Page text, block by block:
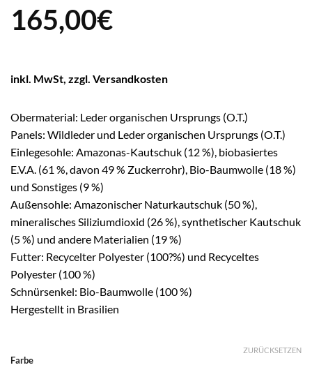
165,00€
inkl. MwSt, zzgl. Versandkosten
Obermaterial: Leder organischen Ursprungs (O.T.)
Panels: Wildleder und Leder organischen Ursprungs (O.T.)
Einlegesohle: Amazonas-Kautschuk (12 %), biobasiertes
E.V.A. (61 %, davon 49 % Zuckerrohr), Bio-Baumwolle (18 %)
und Sonstiges (9 %)
Außensohle: Amazonischer Naturkautschuk (50 %),
mineralisches Siliziumdioxid (26 %), synthetischer Kautschuk
(5 %) und andere Materialien (19 %)
Futter: Recycelter Polyester (100?%) und Recyceltes
Polyester (100 %)
Schnürsenkel: Bio-Baumwolle (100 %)
Hergestellt in Brasilien
Farbe
ZURÜCKSETZEN
Alternative: